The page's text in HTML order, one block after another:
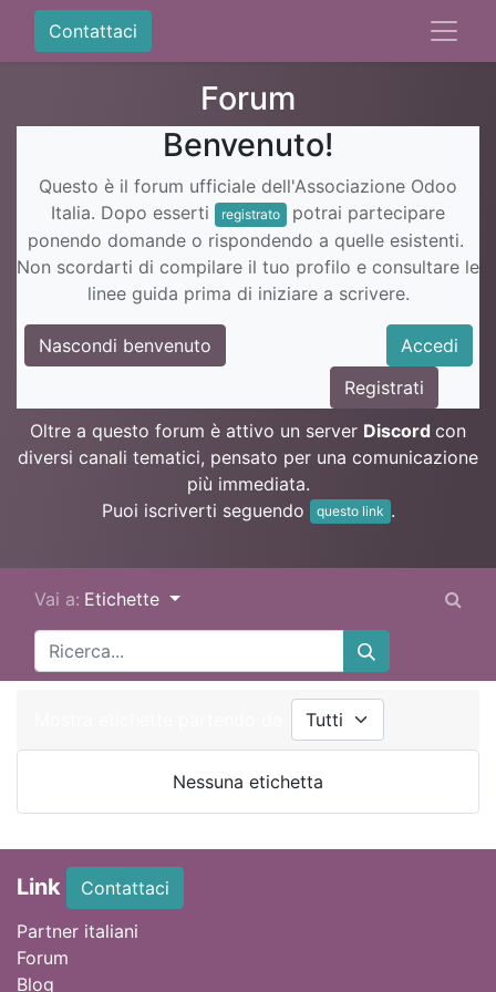
Contattaci
Forum
Benvenuto!
Questo è il forum ufficiale dell'Associazione Odoo
Italia. Dopo esserti
registrato
potrai partecipare
ponendo domande o rispondendo a quelle esistenti.
Non scordarti di compilare il tuo profilo e consultare le
linee guida prima di iniziare a scrivere.
Nascondi benvenuto
Accedi
Registrati
Oltre a questo forum è attivo un server Discord con
diversi canali tematici, pensato per una comunicazione
più immediata.
Puoi iscriverti seguendo
questo link .
Vai a: Etichette
Nessuna etichetta
Link
Contattaci
Partner italiani
Forum
Blog